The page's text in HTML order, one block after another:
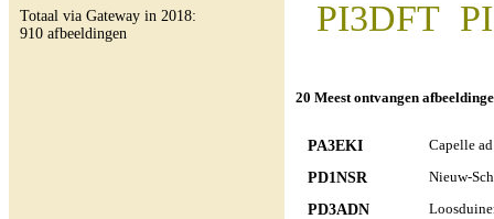
Totaal via Gateway in 2018:
910 afbeeldingen
20 Meest ontvangen
PA3EKI Capelle
PD1NSR Nieuw-
PD3ADN